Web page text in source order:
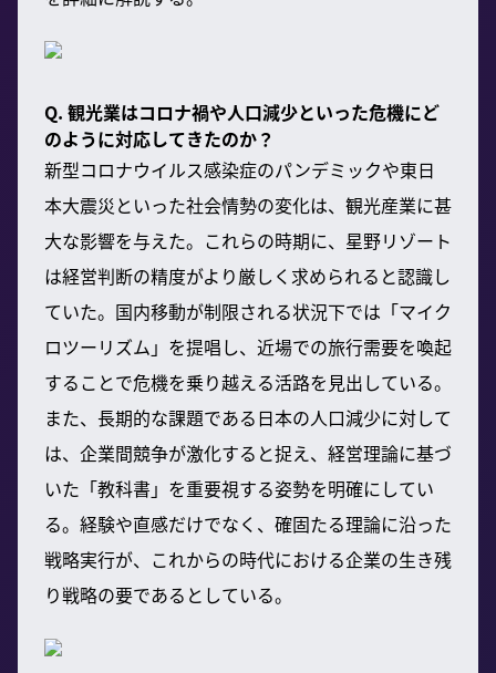
Q. 観光業はコロナ禍や人口減少といった危機にど
のように対応してきたのか？
新型コロナウイルス感染症のパンデミックや東日
本大震災といった社会情勢の変化は、観光産業に甚
大な影響を与えた。これらの時期に、星野リゾート
は経営判断の精度がより厳しく求められると認識し
ていた。国内移動が制限される状況下では「マイク
ロツーリズム」を提唱し、近場での旅行需要を喚起
することで危機を乗り越える活路を見出している。
また、長期的な課題である日本の人口減少に対して
は、企業間競争が激化すると捉え、経営理論に基づ
いた「教科書」を重要視する姿勢を明確にしてい
る。経験や直感だけでなく、確固たる理論に沿った
戦略実行が、これからの時代における企業の生き残
り戦略の要であるとしている。